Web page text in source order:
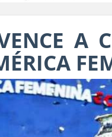
A